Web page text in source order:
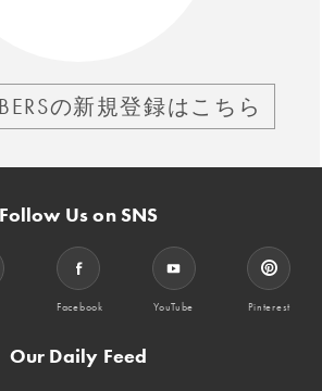
の新規登録はこちら
Follow Us on SNS
Facebook YouTube Pinterest
Our Daily Feed